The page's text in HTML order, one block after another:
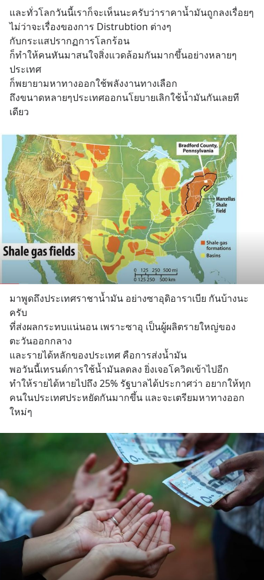
ไม่ว่าจะเรื่องของการ Distrubtion ต่างๆ
กับกระแสปรากฏการโลกร้อน
ก็ทำให้คนหันมาสนใจสิ่งแวดล้อมกันมากขึ้นอย่างหลายๆ
ประเทศ
ก็พยายามหาทางออกใช้พลังงานทางเลือก
ถึงขนาดหลายๆประเทศออกนโยบายเลิกใช้น้ำมันกันเลยที
เดียว
มาพูดถึงประเทศราชาน้ำมัน อย่างซาอุดิอาราเบีย กันบ้างนะ
ครับ
ที่ส่งผลกระทบแน่นอน เพราะซาอุ เป็นผู้ผลิตรายใหญ่ของ
ตะวันออกกลาง
และรายได้หลักของประเทศ คือการส่งน้ำมัน
พอวันนี้เทรนด์การใช้น้ำมันลดลง ยิ่งเจอโควิดเข้าไปอีก
ทำให้รายได้หายไปถึง 25% รัฐบาลได้ประกาศว่า อยากให้ทุก
คนในประเทศประหยัดกันมากขึ้น และจะเตรียมหาทางออก
ใหม่ๆ